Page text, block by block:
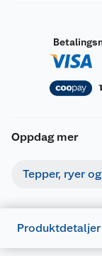
Oppdag mer
Tepper, ryer
Produktdetaljer